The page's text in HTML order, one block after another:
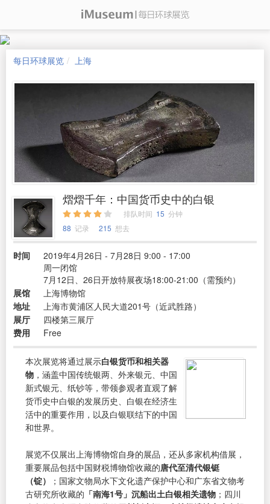
每日环球展览 上海
熠熠千年：中国货币史中的白银
排队时间 15 分钟
88 记录 215 想去
时间
2019年4月26日 - 7月28日 9:00 - 17:00
周一闭馆
7月12日、26日开放特展夜场18:00-21:00（需预约）
展馆
上海博物馆
地址
上海市黄浦区人民大道201号（近武胜路）
展厅
四楼第三展厅
费用
Free
本次展览将通过展示白银货币和相关器
物 ，涵盖中国传统银两、外来银元、中国
新式银元、纸钞等，带领参观者直观了解
货币史中白银的发展历史、白银在经济生
活中的重要作用，以及白银联结下的中国
和世界。
展览不仅展出上海博物馆自身的展品，还从多家机构借展，
重要展品包括中国财税博物馆收藏的唐代至清代银铤
（锭）
；国家文物局水下文化遗产保护中心和广东省文物考
古研究所收藏的 「南海1号」沉船出土白银相关遗物 ；四川